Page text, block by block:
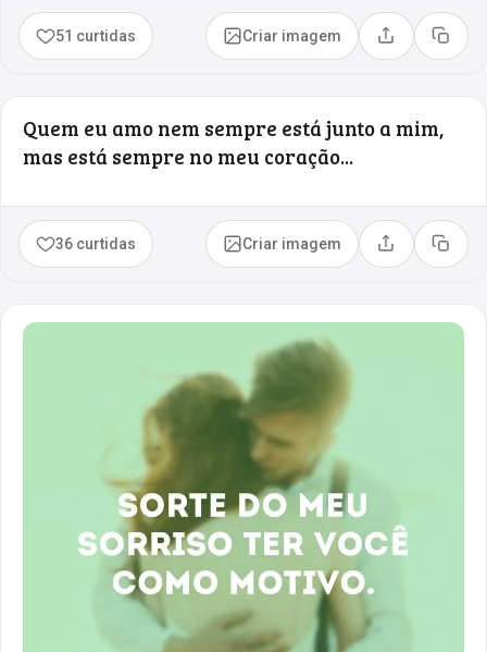
51 curtidas Criar imagem Compartilhar
Copiar
Quem eu amo nem sempre está junto a mim,
mas está sempre no meu coração...
36 curtidas Criar imagem Compartilhar
Copiar